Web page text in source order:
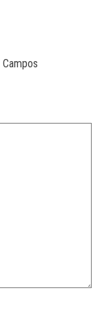
Campos